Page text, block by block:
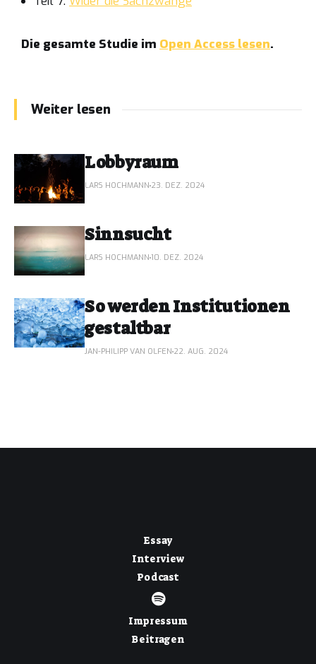
Die gesamte Studie im Open Access lesen.
Weiter lesen
Lobbyraum
LARS HOCHMANN 23. DEZ. 2024
Sinnsucht
LARS HOCHMANN 10. DEZ. 2024
So werden Institutionen
gestaltbar
JAN-PHILIPP VAN OLFEN 22. AUG. 2024
Essay
Interview
Podcast
Impressum
Beitragen